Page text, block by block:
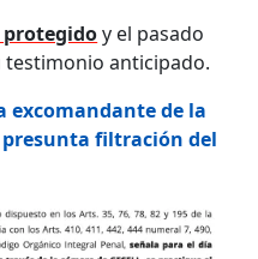
protegidoy el pasado
testimonio anticipado.
excomandante de la
presunta filtración del